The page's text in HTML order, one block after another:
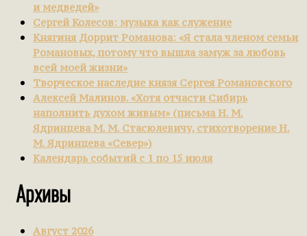
и медведей»
Сергей Колесов: музыка как служение
Княгиня Доррит Романова: «Я стала членом семьи
Романовых, потому что вышла замуж за любовь
всей моей жизни»
Творческое наследие князя Сергея Романовского
Алексей Малинов. «Хотя отчасти Сибирь
наполнить духом живым» (письма Н. М.
Ядринцева М. М. Стасюлевичу, стихотворение Н.
М. Ядринцева «Север»)
Календарь событий с 1 по 15 июля
Архивы
Август 2026